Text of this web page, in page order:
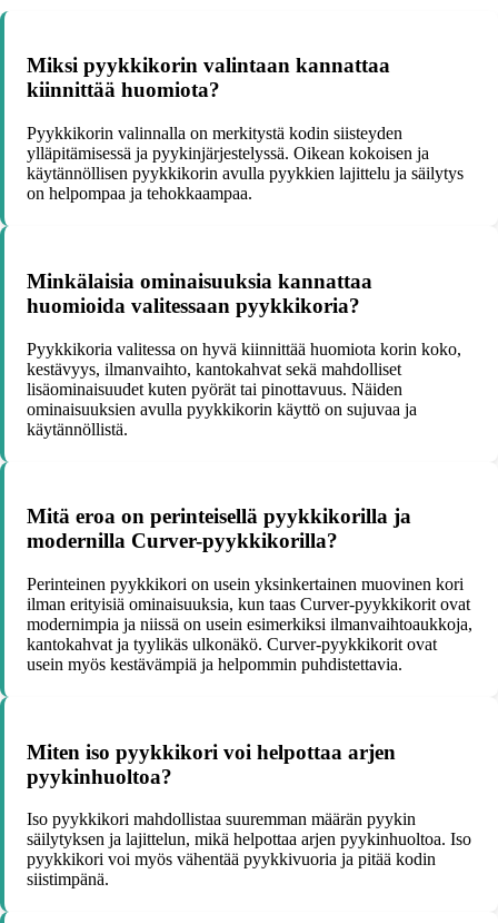
Miksi pyykkikorin valintaan kannattaa
kiinnittää huomiota?
Pyykkikorin valinnalla on merkitystä kodin siisteyden
ylläpitämisessä ja pyykinjärjestelyssä. Oikean kokoisen ja
käytännöllisen pyykkikorin avulla pyykkien lajittelu ja säilytys
on helpompaa ja tehokkaampaa.
Minkälaisia ominaisuuksia kannattaa
huomioida valitessaan pyykkikoria?
Pyykkikoria valitessa on hyvä kiinnittää huomiota korin koko,
kestävyys, ilmanvaihto, kantokahvat sekä mahdolliset
lisäominaisuudet kuten pyörät tai pinottavuus. Näiden
ominaisuuksien avulla pyykkikorin käyttö on sujuvaa ja
käytännöllistä.
Mitä eroa on perinteisellä pyykkikorilla ja
modernilla Curver-pyykkikorilla?
Perinteinen pyykkikori on usein yksinkertainen muovinen kori
ilman erityisiä ominaisuuksia, kun taas Curver-pyykkikorit ovat
modernimpia ja niissä on usein esimerkiksi ilmanvaihtoaukkoja,
kantokahvat ja tyylikäs ulkonäkö. Curver-pyykkikorit ovat
usein myös kestävämpiä ja helpommin puhdistettavia.
Miten iso pyykkikori voi helpottaa arjen
pyykinhuoltoa?
Iso pyykkikori mahdollistaa suuremman määrän pyykin
säilytyksen ja lajittelun, mikä helpottaa arjen pyykinhuoltoa. Iso
pyykkikori voi myös vähentää pyykkivuoria ja pitää kodin
siistimpänä.